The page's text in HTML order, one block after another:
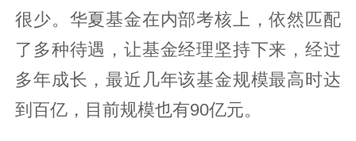
很少。华夏基金在内部考核上，依然匹配
了多种待遇，让基金经理坚持下来，经过
多年成长，最近几年该基金规模最高时达
到百亿，目前规模也有90亿元。